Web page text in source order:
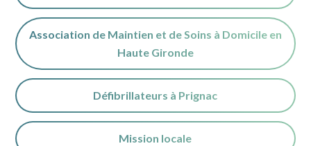
Association de Maintien et de Soins à Domicile en
Haute Gironde
Défibrillateurs à Prignac
Mission locale